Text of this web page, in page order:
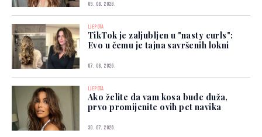
09. 08. 2026.
LJEPOTA
TikTok je zaljubljen u "nasty curls":
Evo u čemu je tajna savršenih lokni
07. 08. 2026.
LJEPOTA
Ako želite da vam kosa bude duža,
prvo promijenite ovih pet navika
30. 07. 2026.